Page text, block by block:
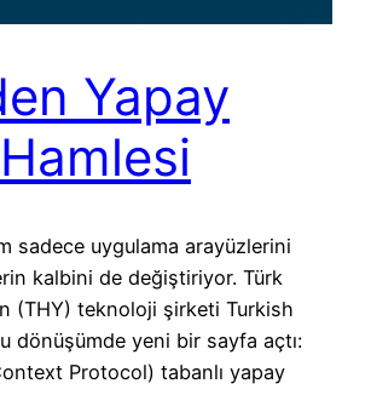
Yapay
sadece uygulama arayüzlerini
kalbini de değiştiriyor. Türk
(THY) teknoloji şirketi Turkish
dönüşümde yeni bir sayfa açtı:
Protocol) tabanlı yapay